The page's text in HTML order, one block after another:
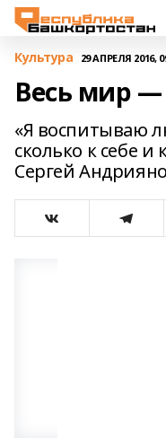
Культура 29 АПРЕЛЯ 2016,
Весь мир —
«Я воспитываю
сколько к себе и
Сергей